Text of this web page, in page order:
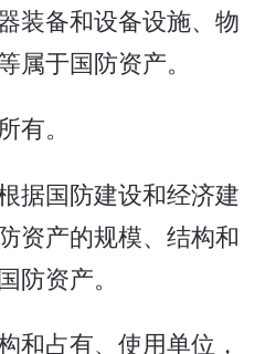
装备和设备设施、物
属于国防资产。
有。
据国防建设和经济建
资产的规模、结构和
防资产。
和占有、使用单位，